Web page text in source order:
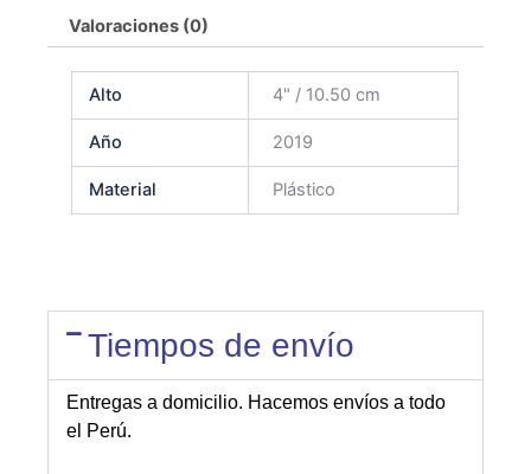
Valoraciones (0)
Alto 4" / 10.50 cm
Año 2019
Material Plástico
Tiempos de envío
Entregas a domicilio. Hacemos envíos a todo
el Perú.